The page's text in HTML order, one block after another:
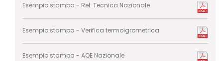
Esempio stampa - Rel. Tecnica Nazionale
Esempio stampa - Verifica termoigrometrica
Esempio stampa - AQE Nazionale